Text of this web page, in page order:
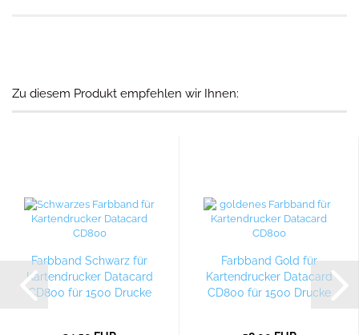
Zu diesem Produkt empfehlen wir Ihnen:
Farbband Schwarz für
Kartendrucker Datacard
CD800 für 1500 Drucke
Farbband Gold für
Kartendrucker Datacard
CD800 für 1500 Drucke